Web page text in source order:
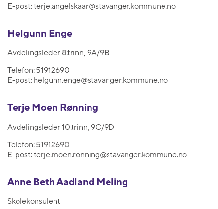
E-post:terje.angelskaar@stavanger.kommune.no
Helgunn Enge
Avdelingsleder 8.trinn, 9A/9B
Telefon: 51912690
E-post: helgunn.enge@stavanger.kommune.no
Terje Moen Rønning
Avdelingsleder 10.trinn, 9C/9D
Telefon: 51912690
E-post:terje.moen.ronning@stavanger.kommune.no
Anne Beth Aadland Meling
Skolekonsulent